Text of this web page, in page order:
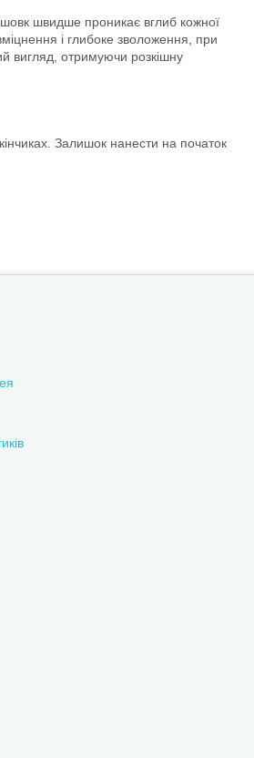
швидше проникає вглиб кожної
і глибоке зволоження, при
вигляд, отримуючи розкішну
Залишок нанести на початок